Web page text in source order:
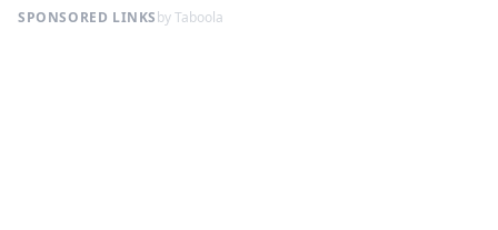
SPONSORED LINKSby Taboola